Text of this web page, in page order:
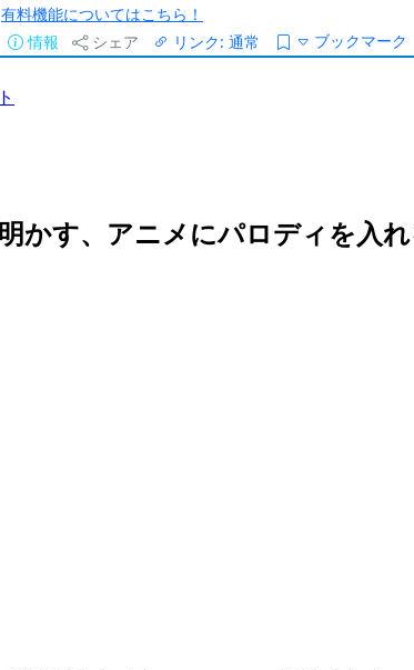
有料機能についてはこちら！
情報
シェア リンク: 通常 ブックマーク